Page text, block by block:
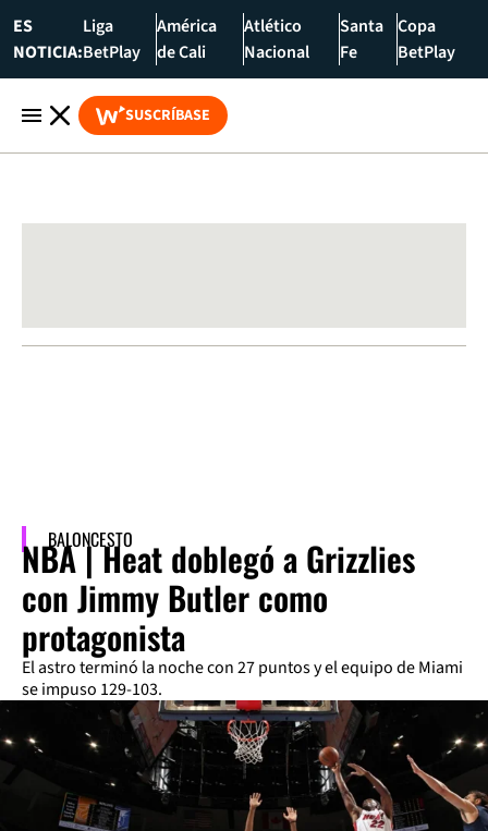
ES
NOTICIA:
Liga
BetPlay
América
de Cali
Atlético
Nacional
Santa
Fe
Copa
BetPlay
SUSCRÍBASE
BALONCESTO
NBA | Heat doblegó a Grizzlies
con Jimmy Butler como
protagonista
El astro terminó la noche con 27 puntos y el equipo de Miami
se impuso 129-103.